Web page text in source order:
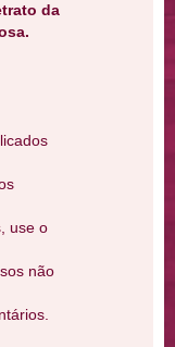
da
use o
não